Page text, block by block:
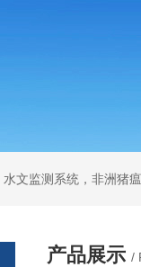
文监测系统，非洲猪
产品展示 /